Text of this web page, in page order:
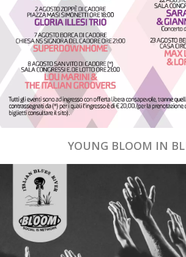
YOUNG BLOOM IN